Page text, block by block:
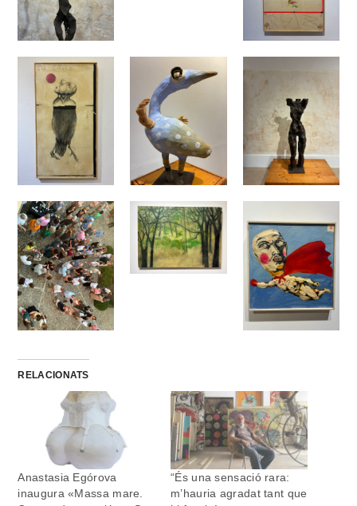
RELACIONATS
Anastasia Egórova
inaugura «Massa mare.
“És una sensació rara:
m’hauria agradat tant que